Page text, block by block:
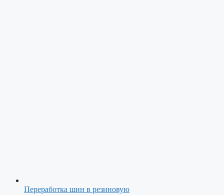
Переработка шин в резиновую